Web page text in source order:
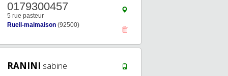
0179300457
5 rue pasteur
Rueil-malmaison (92500)
RANINI sabine